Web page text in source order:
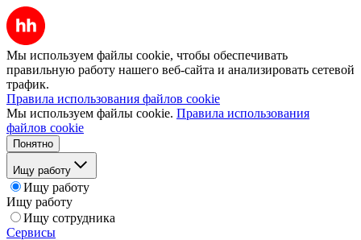
Мы используем файлы cookie, чтобы обеспечивать
правильную работу нашего веб-сайта и анализировать сетевой
трафик.
Правила использования файлов cookie
Мы используем файлы cookie. Правила использования
файлов cookie
Понятно
Ищу работу
Ищу работу
Ищу работу
Ищу сотрудника
Сервисы